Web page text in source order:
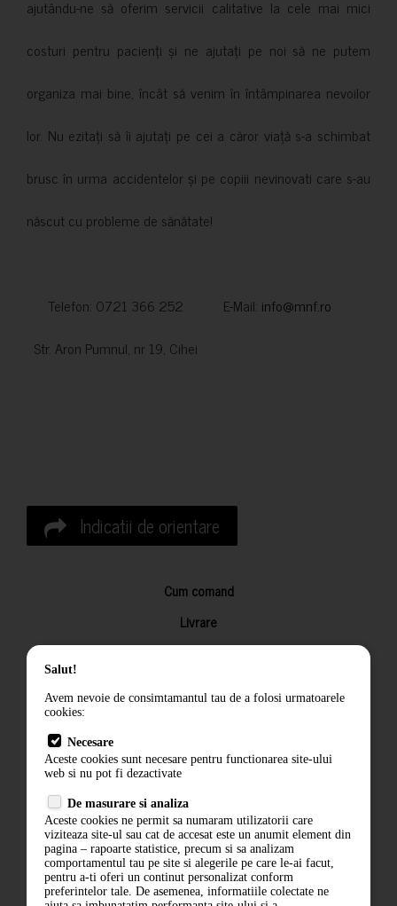
ajutându-ne să oferim servicii calitative la cele mai mici
costuri pentru pacienți și ne ajutați pe noi să ne putem
organiza mai bine, încât să venim în întâmpinarea nevoilor
lor. Nu ezitați să îi ajutați pe cei a căror viață s-a schimbat
brusc în urma accidentelor și pe copiii nevinovati care s-au
născut cu probleme de sănătate!
Telefon: 0721 366 252 E-Mail: info@mnf.ro
Str. Aron Pumnul, nr 19, Cihei
Indicatii de orientare
Cum comand
Livrare
Returnarea produselor
Termeni si conditii
Politica de confidentialitate
ANPC
Salut!
Avem nevoie de consimtamantul tau de a folosi urmatoarele
cookies:
Necesare
Aceste cookies sunt necesare pentru functionarea site-ului
web si nu pot fi dezactivate
De masurare si analiza
Aceste cookies ne permit sa numaram utilizatorii care
viziteaza site-ul sau cat de accesat este un anumit element din
pagina – rapoarte statistice, precum si sa analizam
comportamentul tau pe site si alegerile pe care le-ai facut,
pentru a-ti oferi un continut personalizat conform
preferintelor tale. De asemenea, informatiile colectate ne